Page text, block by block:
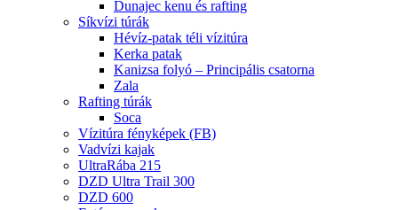
Dunajec kenu és rafting
Síkvízi túrák
Hévíz-patak téli vízitúra
Kerka patak
Kanizsa folyó – Principális csatorna
Zala
Rafting túrák
Soca
Vízitúra fényképek (FB)
Vadvízi kajak
UltraRába 215
DZD Ultra Trail 300
DZD 600